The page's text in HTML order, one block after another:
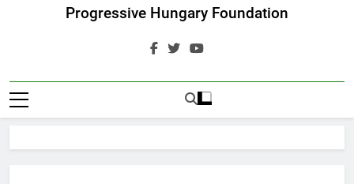
Progressive Hungary Foundation